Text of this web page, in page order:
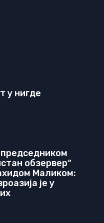
у нигде
председником
обзервер“
Маликом:
је у